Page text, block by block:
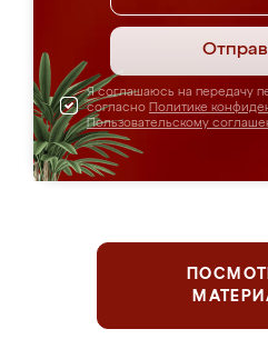
Я соглашаюсь на передачу
согласно Политике
Пользовательскому